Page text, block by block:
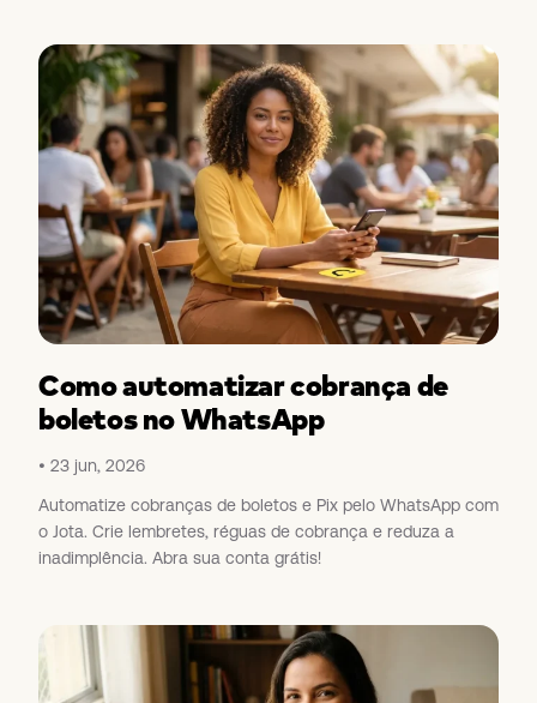
Como automatizar cobrança de
boletos no WhatsApp
23 jun, 2026
Automatize cobranças de boletos e Pix pelo WhatsApp com
o Jota. Crie lembretes, réguas de cobrança e reduza a
inadimplência. Abra sua conta grátis!